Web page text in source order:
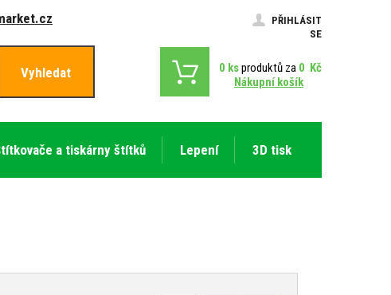
PŘIHLÁSIT
SE
Vyhledat 0 ksproduktů za 0 Kč
Nákupní košík
a tiskárny štítků Lepení 3D tisk